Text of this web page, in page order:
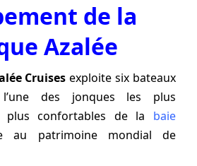
de la
Azalée
Cruises exploite six bateaux
des jonques les plus
plus confortables de la baie
au patrimoine mondial de